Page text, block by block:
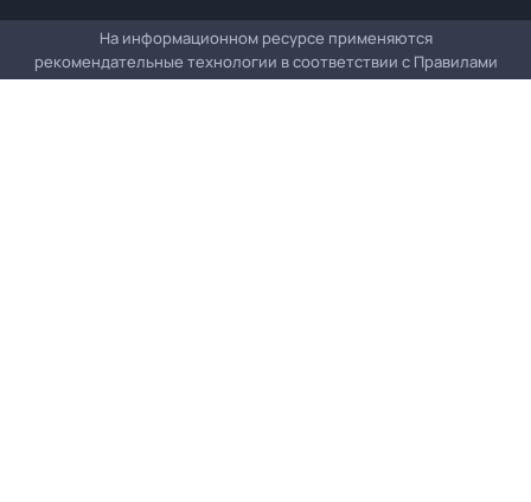
На информационном ресурсе применяются
рекомендательные технологии в соответствии с Правилами